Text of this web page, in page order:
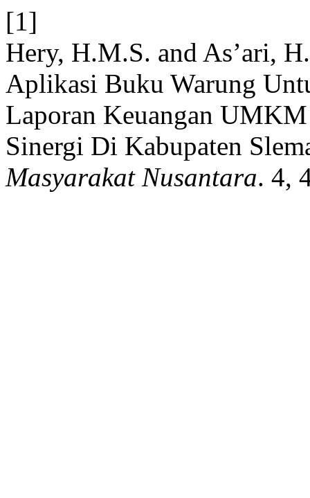
[1]
Hery, H.M.S. and As’ari,
Aplikasi Buku Warung
Laporan Keuangan
Sinergi Di Kabupaten
Masyarakat Nusantara. 4,